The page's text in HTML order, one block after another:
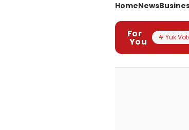
HomeNews
For
You # Yuk